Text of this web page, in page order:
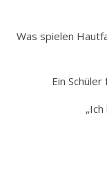
Was spielen
Ein